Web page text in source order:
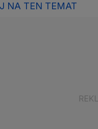
NA TEN TEMAT